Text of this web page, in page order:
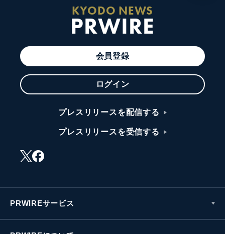
KYODO NEWS
PRWIRE
会員登録
ログイン
プレスリリースを配信する
プレスリリースを受信する
PRWIREサービス